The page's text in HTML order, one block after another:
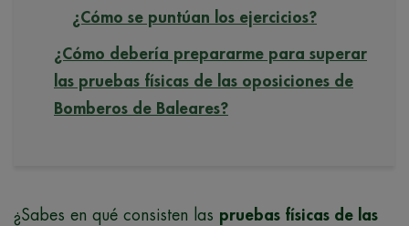
¿Cómo se puntúan los ejercicios?
¿Cómo debería prepararme para superar
las pruebas físicas de las oposiciones de
Bomberos de Baleares?
¿Sabes en qué consisten las pruebas físicas de las